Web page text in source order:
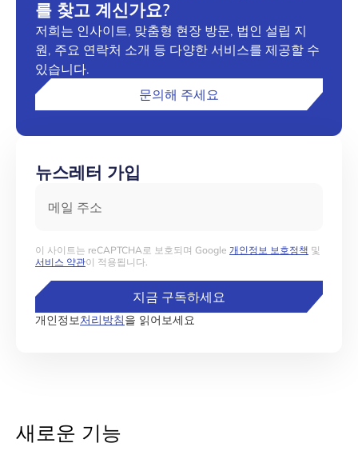
를 찾고 계신가요?
저희는 인사이트, 맞춤형 현장 방문, 법인 설립 지
원, 주요 연락처 소개 등 다양한 서비스를 제공할 수
있습니다.
문의해 주세요
뉴스레터 가입
이 사이트는 reCAPTCHA로 보호되며 Google 개인정보 보호정책 및
서비스 약관이 적용됩니다.
지금 구독하세요
개인정보처리방침을 읽어보세요
새로운 기능